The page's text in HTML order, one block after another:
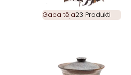
Gaba tēja23 Produkti